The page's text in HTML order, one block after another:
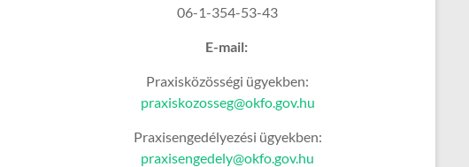
06-1-354-53-43
E-mail:
Praxisközösségi ügyekben:
praxiskozosseg@okfo.gov.hu
Praxisengedélyezési ügyekben:
praxisengedely@okfo.gov.hu